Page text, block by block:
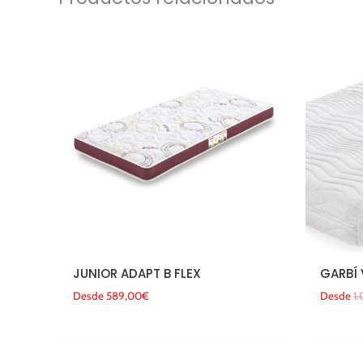
JUNIOR ADAPT B FLEX
Desde 589,00€
GARBÍ
Desde